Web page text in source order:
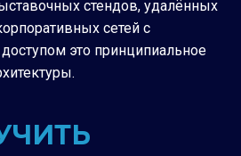
стендов, удалённых
сетей с
это принципиальное